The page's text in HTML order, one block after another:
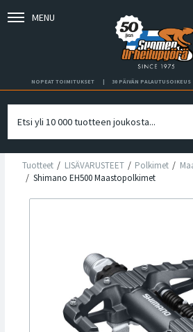
MENU
NOPEAT TOIMITUKSET 30 PÄIVÄN PALAUTUSOIKEUS
Tuotteet LISÄVARUSTEET Polkimet
Shimano EH500 Maastopolkimet